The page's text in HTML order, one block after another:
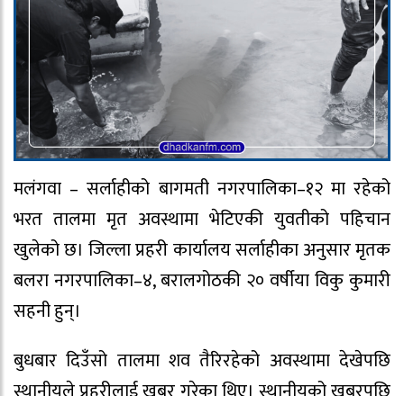
मलंगवा – सर्लाहीको बागमती नगरपालिका–१२ मा रहेको
भरत तालमा मृत अवस्थामा भेटिएकी युवतीको पहिचान
खुलेको छ। जिल्ला प्रहरी कार्यालय सर्लाहीका अनुसार मृतक
बलरा नगरपालिका–४, बरालगोठकी २० वर्षीया विकु कुमारी
सहनी हुन्।
बुधबार दिउँसो तालमा शव तैरिरहेको अवस्थामा देखेपछि